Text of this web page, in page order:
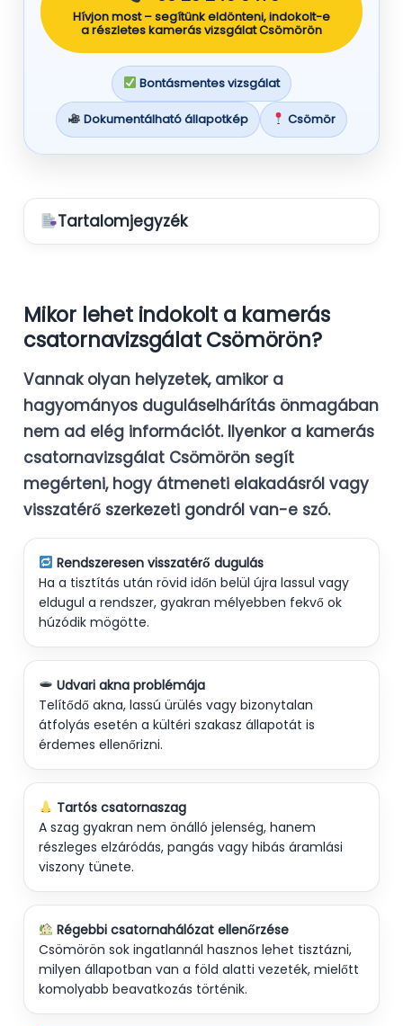
Hívjon most – segítünk eldönteni, indokolt-e
a részletes kamerás vizsgálat Csömörön
Bontásmentes vizsgálat
Dokumentálható állapotkép Csömör
Tartalomjegyzék
Mikor lehet indokolt a kamerás
csatornavizsgálat Csömörön?
Vannak olyan helyzetek, amikor a
hagyományos duguláselhárítás önmagában
nem ad elég információt. Ilyenkor a kamerás
csatornavizsgálat Csömörön segít
megérteni, hogy átmeneti elakadásról vagy
visszatérő szerkezeti gondról van-e szó.
Rendszeresen visszatérő dugulás
Ha a tisztítás után rövid időn belül újra lassul vagy
eldugul a rendszer, gyakran mélyebben fekvő ok
húzódik mögötte.
Udvari akna problémája
Telítődő akna, lassú ürülés vagy bizonytalan
átfolyás esetén a kültéri szakasz állapotát is
érdemes ellenőrizni.
Tartós csatornaszag
A szag gyakran nem önálló jelenség, hanem
részleges elzáródás, pangás vagy hibás áramlási
viszony tünete.
Régebbi csatornahálózat ellenőrzése
Csömörön sok ingatlannál hasznos lehet tisztázni,
milyen állapotban van a föld alatti vezeték, mielőtt
komolyabb beavatkozás történik.